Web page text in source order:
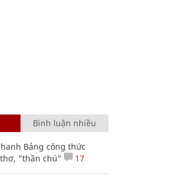
Bình luận nhiều
Bảng công thức
"thần chú"
17